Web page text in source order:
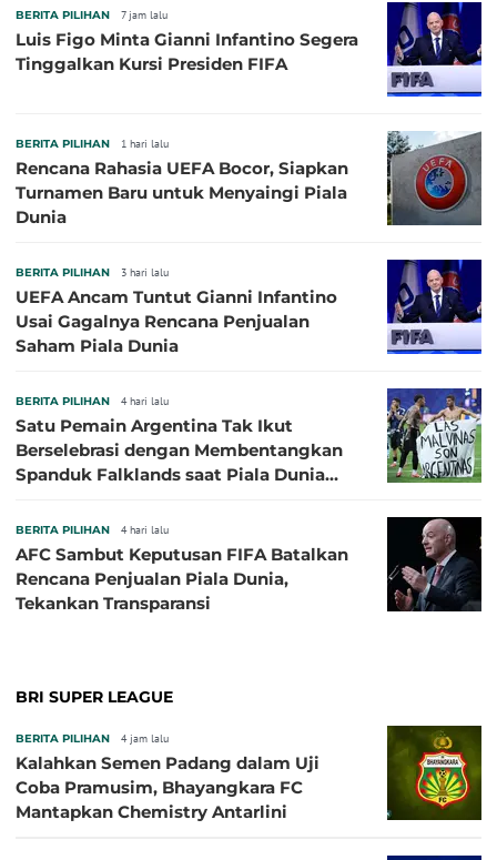
BERITA PILIHAN 7 jam lalu
Luis Figo Minta Gianni Infantino Segera
Tinggalkan Kursi Presiden FIFA
BERITA PILIHAN 1 hari lalu
Rencana Rahasia UEFA Bocor, Siapkan
Turnamen Baru untuk Menyaingi Piala
Dunia
BERITA PILIHAN 3 hari lalu
UEFA Ancam Tuntut Gianni Infantino
Usai Gagalnya Rencana Penjualan
Saham Piala Dunia
BERITA PILIHAN 4 hari lalu
Satu Pemain Argentina Tak Ikut
Berselebrasi dengan Membentangkan
Spanduk Falklands saat Piala Dunia
BERITA PILIHAN 4 hari lalu
AFC Sambut Keputusan FIFA Batalkan
Rencana Penjualan Piala Dunia,
Tekankan Transparansi
BRI SUPER LEAGUE
BERITA PILIHAN 4 jam lalu
Kalahkan Semen Padang dalam Uji
Coba Pramusim, Bhayangkara FC
Mantapkan Chemistry Antarlini